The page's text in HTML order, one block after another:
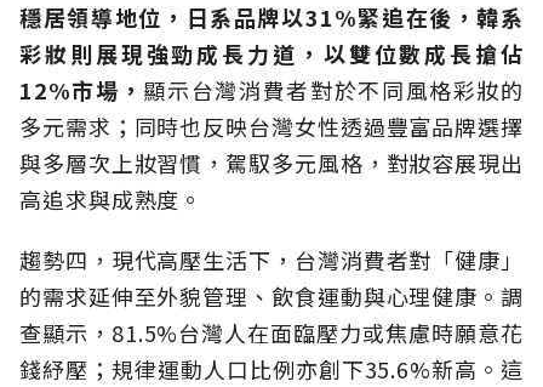
穩居領導地位，日系品牌以31%緊追在後，韓系
彩妝則展現強勁成長力道，以雙位數成長搶佔
12%市場， 顯示台灣消費者對於不同風格彩妝的
多元需求；同時也反映台灣女性透過豐富品牌選擇
與多層次上妝習慣，駕馭多元風格，對妝容展現出
高追求與成熟度。
趨勢四，現代高壓生活下，台灣消費者對「健康」
的需求延伸至外貌管理、飲食運動與心理健康。調
查顯示，81.5%台灣人在面臨壓力或焦慮時願意花
錢紓壓；規律運動人口比例亦創下35.6%新高。這